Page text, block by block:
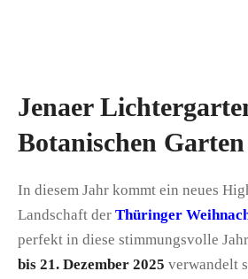
Jenaer
Botanischen Garten
In diesem Jahr kommt ein neues
Landschaft der Thüringer
perfekt in diese stimmungsvolle
bis 21. Dezember 2025 verwandelt